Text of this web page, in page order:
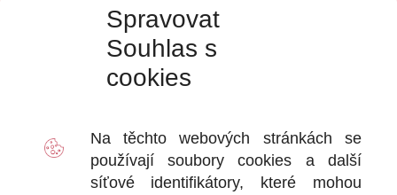
Spravovat
Souhlas s
cookies
Na těchto webových stránkách se
používají souborycookies a další
síťové identifikátory, které mohou